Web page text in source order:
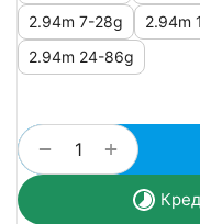
2.94m 7-28g
2.94m
2.94m 24-86g
+
−